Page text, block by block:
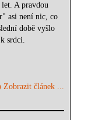
let. A pravdou
asi není nic, co
době vyšlo
srdci.
Zobrazit článek ...